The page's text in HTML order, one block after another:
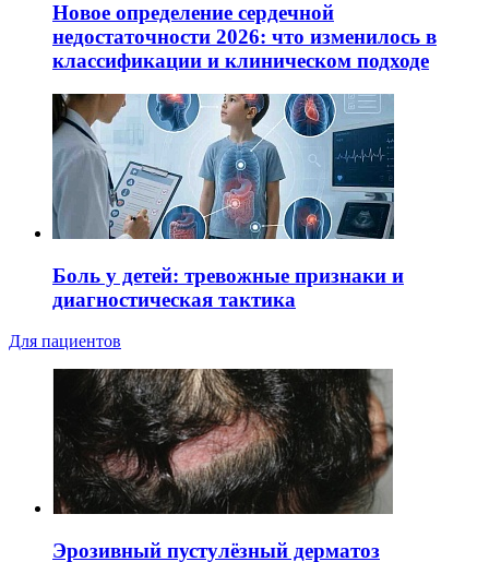
Новое определение сердечной
недостаточности 2026: что изменилось в
классификации и клиническом подходе
Боль у детей: тревожные признаки и
диагностическая тактика
Для пациентов
Эрозивный пустулёзный дерматоз